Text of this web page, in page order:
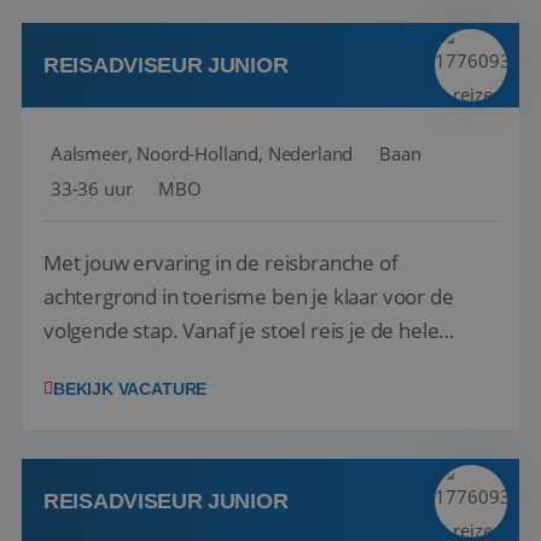
werken: of het nu gaat om vragen ...
REISADVISEUR JUNIOR
Aalsmeer, Noord-Holland, Nederland
Baan
33-36 uur
MBO
Met jouw ervaring in de reisbranche of
achtergrond in toerisme ben je klaar voor de
volgende stap. Vanaf je stoel reis je de hele
wensen van je team, je klant en wat er in de
klanten te overtuigen om die droomreis te
boeken! ...
BEKIJK VACATURE
REISADVISEUR JUNIOR